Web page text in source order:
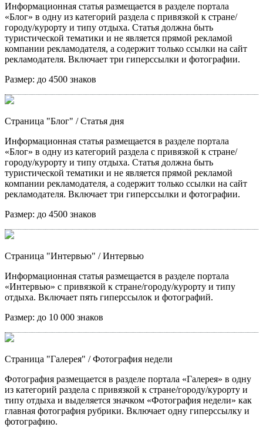
Информационная статья размещается в разделе портала
«Блог» в одну из категорий раздела с привязкой к стране/
городу/курорту и типу отдыха. Статья должна быть
туристической тематики и не является прямой рекламой
компании рекламодателя, а содержит только ссылки на сайт
рекламодателя. Включает три гиперссылки и фотографии.
Размер: до 4500 знаков
Страница "Блог" / Статья дня
Информационная статья размещается в разделе портала
«Блог» в одну из категорий раздела с привязкой к стране/
городу/курорту и типу отдыха. Статья должна быть
туристической тематики и не является прямой рекламой
компании рекламодателя, а содержит только ссылки на сайт
рекламодателя. Включает три гиперссылки и фотографии.
Размер: до 4500 знаков
Страница "Интервью" / Интервью
Информационная статья размещается в разделе портала
«Интервью» с привязкой к стране/городу/курорту и типу
отдыха. Включает пять гиперссылок и фотографий.
Размер: до 10 000 знаков
Страница "Галерея" / Фотография недели
Фотография размещается в разделе портала «Галерея» в одну
из категорий раздела с привязкой к стране/городу/курорту и
типу отдыха и выделяется значком «Фотография недели» как
главная фотография рубрики. Включает одну гиперссылку и
фотографию.